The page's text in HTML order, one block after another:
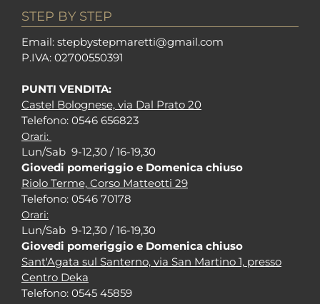
STEP BY STEP
Email: stepbystepmaretti@gmail.com
P.IVA: 02700550391
PUNTI VENDITA:
Castel Bolognese, via Dal Prato 20
Telefono: 0546 656823
Orari:
Lun/Sab 9-12,30 / 16-19,30
Giovedi pomeriggio e Domenica chiuso
Riolo Terme, Corso Matteotti 29
Telefono: 0546 70178
Orari:
Lun/Sab 9-12,30 / 16-19,30
Giovedi pomeriggio e Domenica chiuso
Sant'Agata sul Santerno, via San Martino 1, presso
Centro Deka
Telefono: 0545 45859